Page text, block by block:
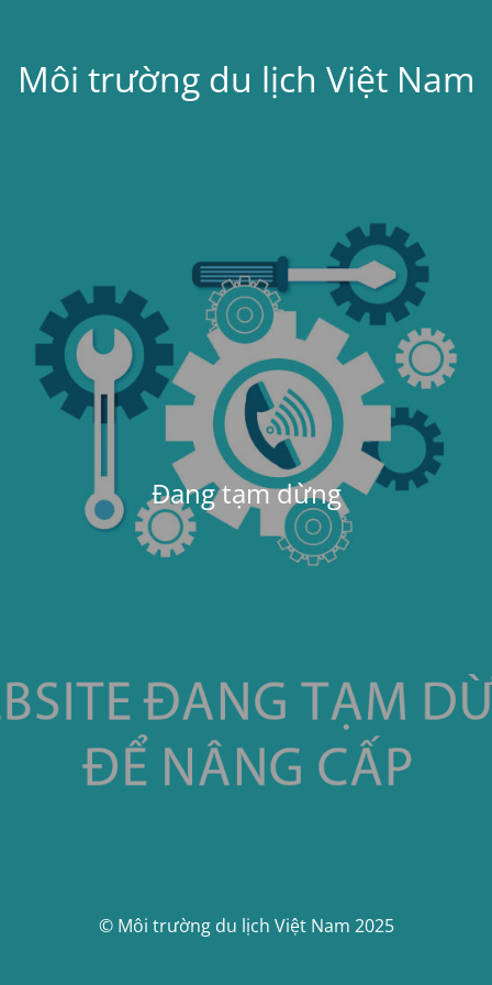
Môi trường du lịch Việt Nam
Đang tạm dừng
© Môi trường du lịch Việt Nam 2025